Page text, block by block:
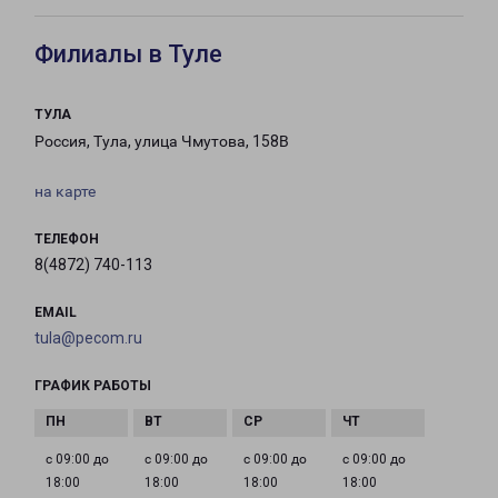
Филиалы в Туле
ТУЛА
Россия, Тула, улица Чмутова, 158В
на карте
ТЕЛЕФОН
8(4872) 740-113
EMAIL
tula@pecom.ru
ГРАФИК РАБОТЫ
с 09:00 до
18:00
с 09:00 до
18:00
с 09:00 до
18:00
с 09:00 до
18:00